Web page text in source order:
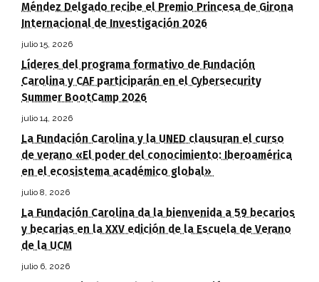
Méndez Delgado recibe el Premio Princesa de Girona
Internacional de Investigación 2026
julio 15, 2026
Líderes del programa formativo de Fundación
Carolina y CAF participarán en el Cybersecurity
Summer BootCamp 2026
julio 14, 2026
La Fundación Carolina y la UNED clausuran el curso
de verano «El poder del conocimiento: Iberoamérica
en el ecosistema académico global»
julio 8, 2026
La Fundación Carolina da la bienvenida a 59 becarios
y becarias en la XXV edición de la Escuela de Verano
de la UCM
julio 6, 2026